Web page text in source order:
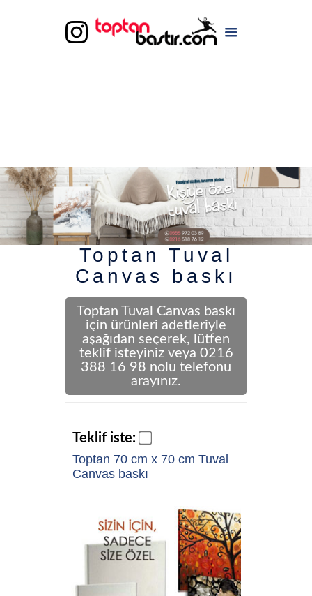
Toptan Tuval
Canvas baskı
Toptan Tuval Canvas baskı
için ürünleri adetleriyle
aşağıdan seçerek, lütfen
teklif isteyiniz veya 0216
388 16 98 nolu telefonu
arayınız.
Teklif iste:
Toptan 70 cm x 70 cm Tuval
Canvas baskı